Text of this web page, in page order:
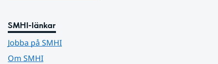
SMHI-länkar
Jobba på SMHI
Om SMHI